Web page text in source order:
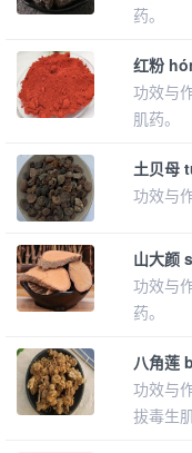
药。
红粉
功效与
肌药。
土贝母
功效与
山大颜
功效与
药。
八角莲
功效与
拔毒生